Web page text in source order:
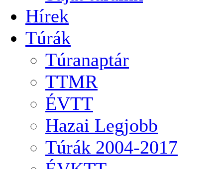
Hírek
Túrák
Túranaptár
TTMR
ÉVTT
Hazai Legjobb
Túrák 2004-2017